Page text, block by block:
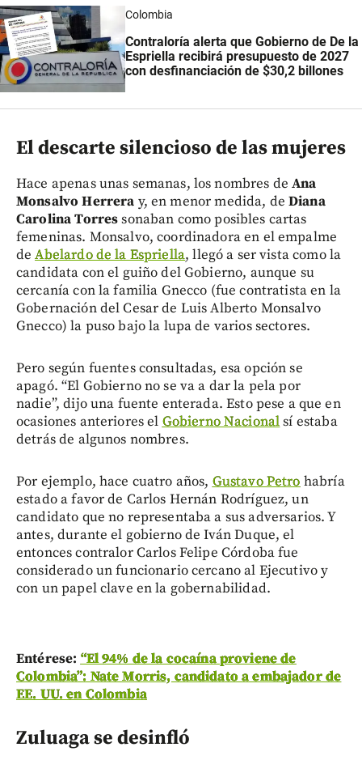
Colombia
Contraloría alerta que Gobierno de De la
Espriella recibirá presupuesto de 2027
con desfinanciación de $30,2 billones
El descarte silencioso de las mujeres
Hace apenas unas semanas, los nombres deAna
Monsalvo Herrera y, en menor medida, deDiana
Carolina Torressonaban como posibles cartas
femeninas. Monsalvo, coordinadora en el empalme
deAbelardo de la Espriella, llegó a ser vista como la
candidata con el guiño del Gobierno, aunque su
cercanía con la familia Gnecco (fue contratista en la
Gobernación del Cesar de Luis Alberto Monsalvo
Gnecco) la puso bajo la lupa de varios sectores.
Pero según fuentes consultadas, esa opción se
apagó. “El Gobierno no se va a dar la pela por
nadie”, dijo una fuente enterada. Esto pese a que en
ocasiones anteriores elGobierno Nacionalsí estaba
detrás de algunos nombres.
Por ejemplo, hace cuatro años,Gustavo Petrohabría
estado a favor de Carlos Hernán Rodríguez, un
candidato que no representaba a sus adversarios. Y
antes, durante el gobierno de Iván Duque, el
entonces contralor Carlos Felipe Córdoba fue
considerado un funcionario cercano al Ejecutivo y
con un papel clave en la gobernabilidad.
Entérese:“El 94% de la cocaína proviene de
Colombia”: Nate Morris, candidato a embajador de
EE. UU. en Colombia
Zuluaga se desinfló